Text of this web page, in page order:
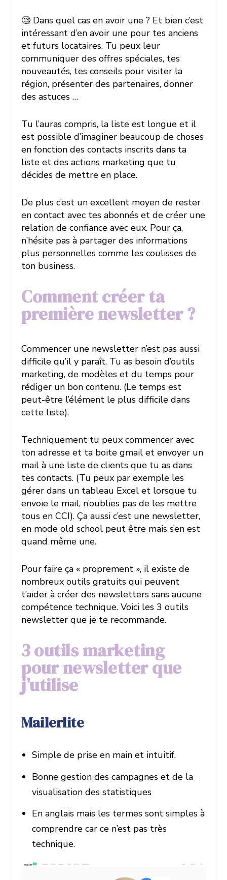
🧐 Dans quel cas en avoir une ? Et bien c’est
intéressant d’en avoir une pour tes anciens
et futurs locataires. Tu peux leur
communiquer des offres spéciales, tes
nouveautés, tes conseils pour visiter la
région, présenter des partenaires, donner
des astuces …
Tu l’auras compris, la liste est longue et il
est possible d’imaginer beaucoup de choses
en fonction des contacts inscrits dans ta
liste et des actions marketing que tu
décides de mettre en place.
De plus c’est un excellent moyen de rester
en contact avec tes abonnés et de créer une
relation de confiance avec eux. Pour ça,
n’hésite pas à partager des informations
plus personnelles comme les coulisses de
ton business.
Comment créer ta
première newsletter ?
Commencer une newsletter n’est pas aussi
difficile qu’il y paraît. Tu as besoin d’outils
marketing, de modèles et du temps pour
rédiger un bon contenu. (Le temps est
peut-être l’élément le plus difficile dans
cette liste).
Techniquement tu peux commencer avec
ton adresse et ta boite gmail et envoyer un
mail à une liste de clients que tu as dans
tes contacts. (Tu peux par exemple les
gérer dans un tableau Excel et lorsque tu
envoie le mail, n’oublies pas de les mettre
tous en CCI). Ça aussi c’est une newsletter,
en mode old school peut être mais s’en est
quand même une.
Pour faire ça « proprement », il existe de
nombreux outils gratuits qui peuvent
t’aider à créer des newsletters sans aucune
compétence technique. Voici les 3 outils
newsletter que je te recommande.
3 outils marketing
pour newsletter que
j’utilise
Mailerlite
Simple de prise en main et intuitif.
Bonne gestion des campagnes et de la
visualisation des statistiques
En anglais mais les termes sont simples à
comprendre car ce n’est pas très
technique.